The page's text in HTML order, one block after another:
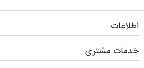
اطلاعات
خدمات مشتری